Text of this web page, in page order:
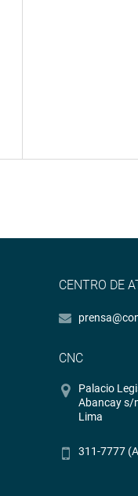
CENTRO DE
CNC
Palacio
Abancay s/
Lima
311-7777